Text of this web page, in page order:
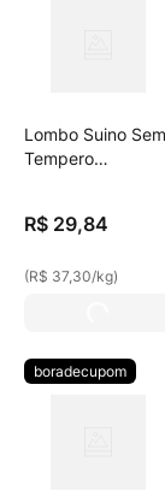
Lombo Suino Sem
Tempero
R$ 29,84
(R$ 37,30/kg)
boradecupom